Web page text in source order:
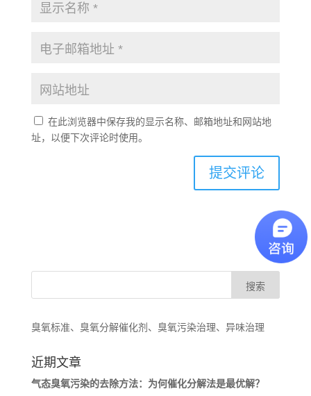
在此浏览器中保存我的显示名称、邮箱地址和网站地
址，以便下次评论时使用。
臭氧标准、臭氧分解催化剂、臭氧污染治理、异味治理
近期文章
气态臭氧污染的去除方法：为何催化分解法是最优解？